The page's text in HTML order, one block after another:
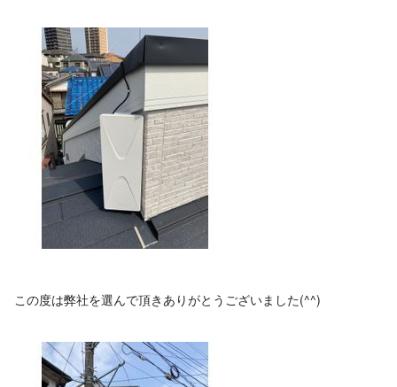
この度は弊社を選んで頂きありがとうございました(^^)